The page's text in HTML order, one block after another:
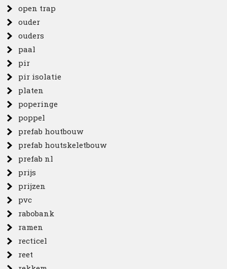
open trap
ouder
ouders
paal
pir
pir isolatie
platen
poperinge
poppel
prefab houtbouw
prefab houtskeletbouw
prefab nl
prijs
prijzen
pvc
rabobank
ramen
recticel
reet